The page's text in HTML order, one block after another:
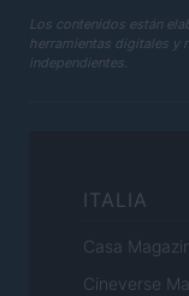
Los contenidos están
herramientas digitales y
independientes.
ITALIA
Casa
Cineverse